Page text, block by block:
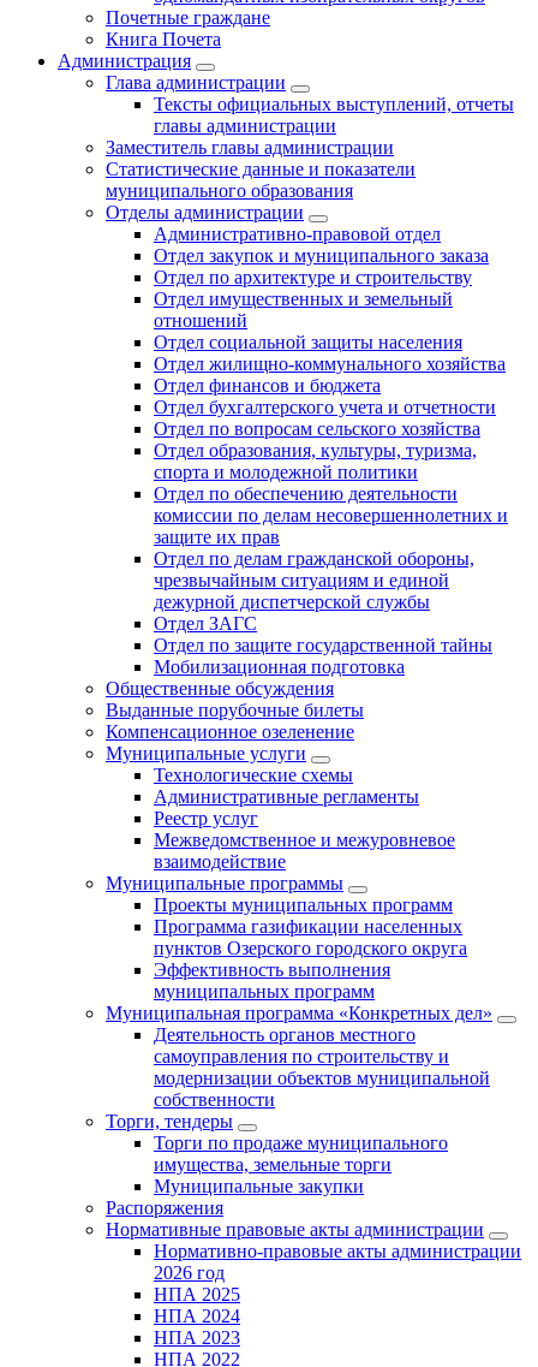
Почетные граждане
Книга Почета
Администрация
Глава администрации
Тексты официальных выступлений, отчеты
главы администрации
Заместитель главы администрации
Статистические данные и показатели
муниципального образования
Отделы администрации
Административно-правовой отдел
Отдел закупок и муниципального заказа
Отдел по архитектуре и строительству
Отдел имущественных и земельный
отношений
Отдел социальной защиты населения
Отдел жилищно-коммунального хозяйства
Отдел финансов и бюджета
Отдел бухгалтерского учета и отчетности
Отдел по вопросам сельского хозяйства
Отдел образования, культуры, туризма,
спорта и молодежной политики
Отдел по обеспечению деятельности
комиссии по делам несовершеннолетних и
защите их прав
Отдел по делам гражданской обороны,
чрезвычайным ситуациям и единой
дежурной диспетчерской службы
Отдел ЗАГС
Отдел по защите государственной тайны
Мобилизационная подготовка
Общественные обсуждения
Выданные порубочные билеты
Компенсационное озеленение
Муниципальные услуги
Технологические схемы
Административные регламенты
Реестр услуг
Межведомственное и межуровневое
взаимодействие
Муниципальные программы
Проекты муниципальных программ
Программа газификации населенных
пунктов Озерского городского округа
Эффективность выполнения
муниципальных программ
Муниципальная программа «Конкретных дел»
Деятельность органов местного
самоуправления по строительству и
модернизации объектов муниципальной
собственности
Торги, тендеры
Торги по продаже муниципального
имущества, земельные торги
Муниципальные закупки
Распоряжения
Нормативные правовые акты администрации
Нормативно-правовые акты администрации
2026 год
НПА 2025
НПА 2024
НПА 2023
НПА 2022